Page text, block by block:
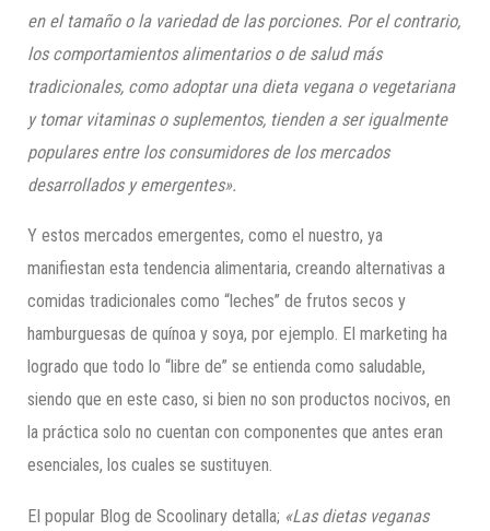
en el tamaño o la variedad de las porciones. Por el contrario,
los comportamientos alimentarios o de salud más
tradicionales, como adoptar una dieta vegana o vegetariana
y tomar vitaminas o suplementos, tienden a ser igualmente
populares entre los consumidores de los mercados
desarrollados y emergentes».
Y estos mercados emergentes, como el nuestro, ya
manifiestan esta tendencia alimentaria, creando alternativas a
comidas tradicionales como “leches” de frutos secos y
hamburguesas de quínoa y soya, por ejemplo. El marketing ha
logrado que todo lo “libre de” se entienda como saludable,
siendo que en este caso, si bien no son productos nocivos, en
la práctica solo no cuentan con componentes que antes eran
esenciales, los cuales se sustituyen.
El popular Blog de Scoolinary detalla; «Las dietas veganas